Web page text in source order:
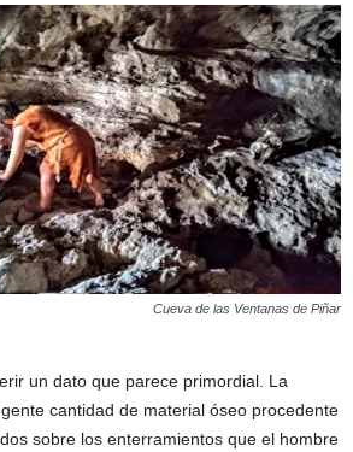
Cueva de las Ventanas de Piñar
un dato que parece primordial. La
cantidad de material óseo procedente
sobre los enterramientos que el hombre